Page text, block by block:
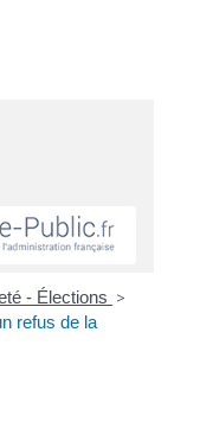
- Élections >
refus de la